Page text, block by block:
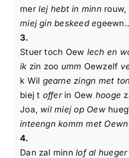
mer Iej hebt in minn rouw,
miej gin beskeed e
3.
Stuer toch Oew lech en
ikzin zoo umm Oewzelf
k Wil gearne zingn met
biej t offerin Oew hooge
Joa, wil miej op Oew
inteengn komm met Oewn
4.
Dan zal minnlof al hueger